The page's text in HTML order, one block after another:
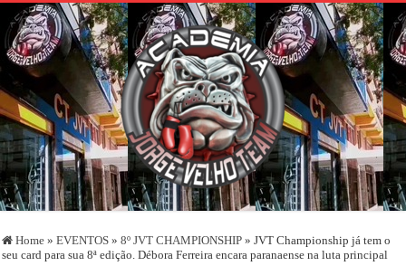
Home » EVENTOS » 8º JVT CHAMPIONSHIP » JVT Championship já tem o
seu card para sua 8ª edição. Débora Ferreira encara paranaense na luta principal